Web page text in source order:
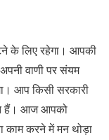
के लिए रहेगा। आपकी
वाणी पर संयम
आप किसी सरकारी
हैं। आज आपको
काम करने में मन थोड़ा